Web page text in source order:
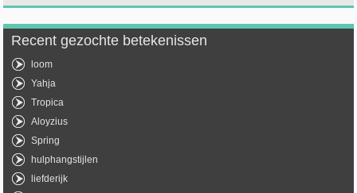
Recent gezochte betekenissen
loom
Yahja
Tropica
Aloyzius
Spring
hulphangstijlen
liefderijk